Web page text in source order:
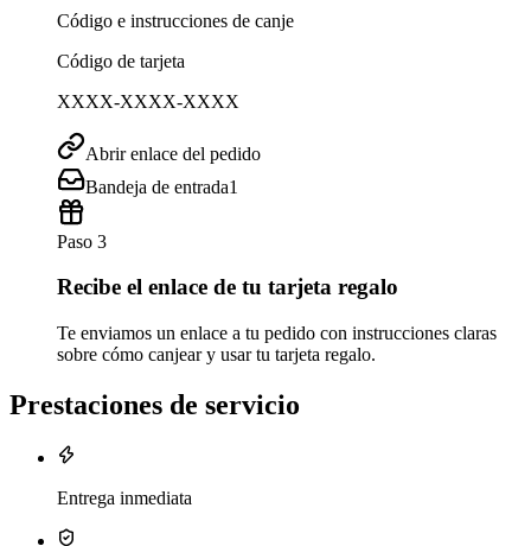
Código e instrucciones de canje
Código de tarjeta
XXXX-XXXX-XXXX
Abrir enlace del pedido
Bandeja de entrada1
Paso 3
Recibe el enlace de tu tarjeta regalo
Te enviamos un enlace a tu pedido con instrucciones claras
sobre cómo canjear y usar tu tarjeta regalo.
Prestaciones de servicio
Entrega inmediata